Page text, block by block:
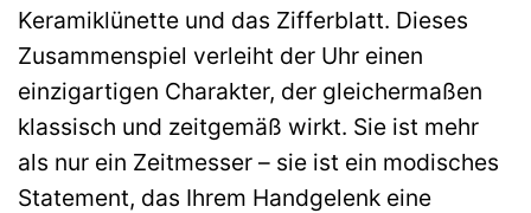
Keramiklünette und das Zifferblatt. Dieses
Zusammenspiel verleiht der Uhr einen
einzigartigen Charakter, der gleichermaßen
klassisch und zeitgemäß wirkt. Sie ist mehr
als nur ein Zeitmesser – sie ist ein modisches
Statement, das Ihrem Handgelenk eine